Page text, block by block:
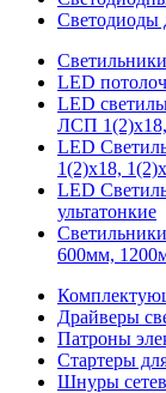
Светодиоды
LED
LED
ЛСП 1(2)х18,
LED
1(2)х18,
LED
ультатонкие
600мм,
Драйверы
Патроны
Стартеры
Шнуры